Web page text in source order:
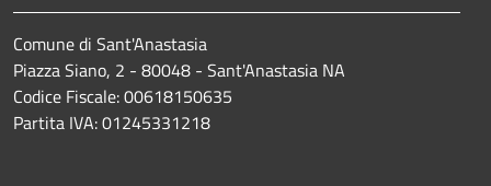
Comune di Sant'Anastasia
Piazza Siano, 2 - 80048 - Sant'Anastasia NA
Codice Fiscale: 00618150635
Partita IVA: 01245331218